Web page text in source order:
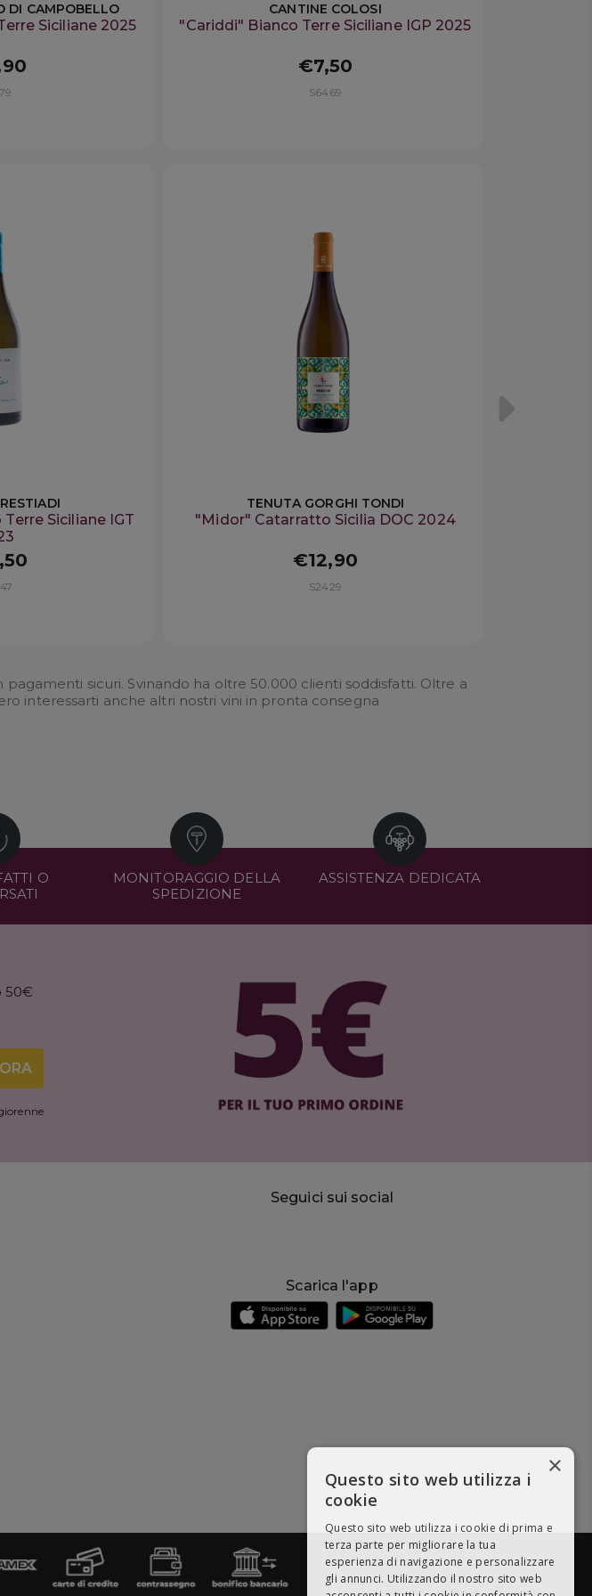
DI CAMPOBELLO
Siciliane 2025
CANTINE COLOSI
"Cariddi" Bianco Terre Siciliane IGP 2025
€7,50
S6469
Siciliane IGT
TENUTA GORGHI TONDI
"Midor" Catarratto Sicilia DOC 2024
€12,90
S2429
sicuri. Svinando ha oltre 50.000 clienti soddisfatti. Oltre a
interessarti anche altri nostri vini in pronta consegna
O
MONITORAGGIO DELLA
SPEDIZIONE
ASSISTENZA DEDICATA
50€
Seguici sui social
Scarica l'app
×
Questo sito web utilizza i
cookie
Questo sito web utilizza i cookie di prima e
terza parte per migliorare la tua
esperienza di navigazione e personalizzare
gli annunci. Utilizzando il nostro sito web